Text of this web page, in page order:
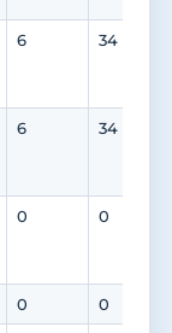
6 34
6 34
0 0
0 0